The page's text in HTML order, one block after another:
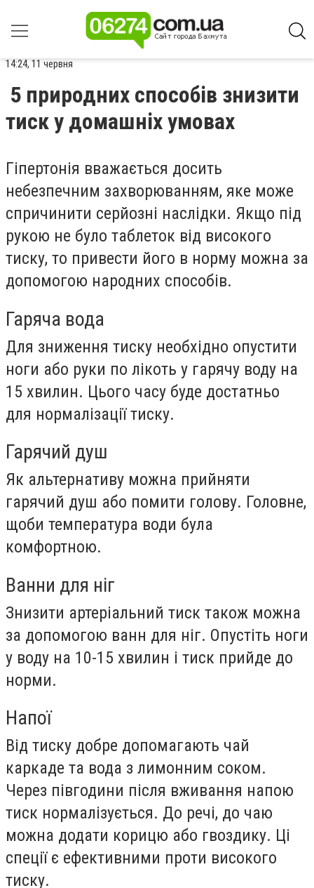
14:24, 11 червня
5 природних способів знизити
тиск у домашніх умовах
Гіпертонія вважається досить
небезпечним захворюванням, яке може
спричинити серйозні наслідки. Якщо під
рукою не було таблеток від високого
тиску, то привести його в норму можна за
допомогою народних способів.
Гаряча вода
Для зниження тиску необхідно опустити
ноги або руки по лікоть у гарячу воду на
15 хвилин. Цього часу буде достатньо
для нормалізації тиску.
Гарячий душ
Як альтернативу можна прийняти
гарячий душ або помити голову. Головне,
щоби температура води була
комфортною.
Ванни для ніг
Знизити артеріальний тиск також можна
за допомогою ванн для ніг. Опустіть ноги
у воду на 10-15 хвилин і тиск прийде до
норми.
Напої
Від тиску добре допомагають чай
каркаде та вода з лимонним соком.
Через півгодини після вживання напою
тиск нормалізується. До речі, до чаю
можна додати корицю або гвоздику. Ці
спеції є ефективними проти високого
тиску.